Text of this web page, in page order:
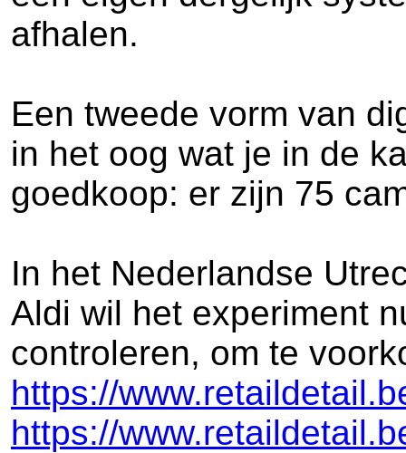
afhalen.
Een tweede vorm van
in het oog wat je in de
goedkoop: er zijn 75
In het Nederlandse
Aldi wil het experiment
controleren, om te
https://
https://